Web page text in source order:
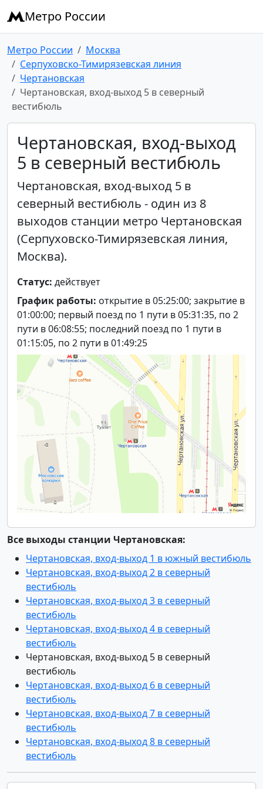
Метро России
Метро России
Москва
Серпуховско-Тимирязевская линия
Чертановская
Чертановская, вход-выход 5 в северный
вестибюль
Чертановская, вход-выход
5 в северный вестибюль
Чертановская, вход-выход 5 в
северный вестибюль - один из 8
выходов станции метро Чертановская
(Серпуховско-Тимирязевская линия,
Москва).
Статус: действует
График работы: открытие в 05:25:00; закрытие в
01:00:00; первый поезд по 1 пути в 05:31:35, по 2
пути в 06:08:55; последний поезд по 1 пути в
01:15:05, по 2 пути в 01:49:25
Все выходы станции Чертановская:
Чертановская, вход-выход 1 в южный вестибюль
Чертановская, вход-выход 2 в северный
вестибюль
Чертановская, вход-выход 3 в северный
вестибюль
Чертановская, вход-выход 4 в северный
вестибюль
Чертановская, вход-выход 5 в северный
вестибюль
Чертановская, вход-выход 6 в северный
вестибюль
Чертановская, вход-выход 7 в северный
вестибюль
Чертановская, вход-выход 8 в северный
вестибюль